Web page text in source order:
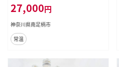
27,000円
神奈川県南足柄市
常温